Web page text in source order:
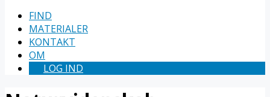
FIND
MATERIALER
KONTAKT
OM
LOG IND